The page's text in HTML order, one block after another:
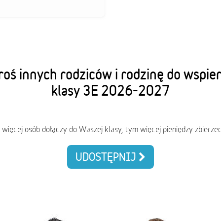
innych rodziców i rodzinę do
klasy 3E 2026-2027
więcej osób dołączy do Waszej klasy, tym więcej pieniędzy
UDOSTĘPNIJ